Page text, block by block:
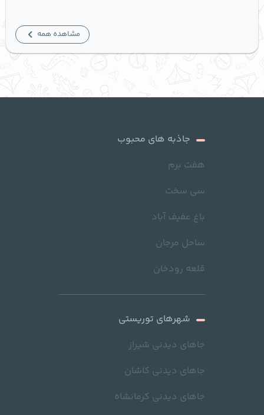
مشاهده همه
جاذبه های محبوب
هفت برم
سی سخت
باغ عفیف آباد
ساحل مرجان
قلعه رودخان
شهرهای توریستی
جاهای دیدنی شیراز
جاهای دیدنی کاشان
جاهای دیدنی کرمانشاه